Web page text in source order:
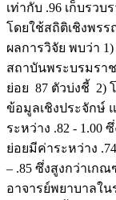
เท่ากับ .96 เก็บรว
โดยใช้สถิติเชิงพร
ผลการวิจัย พบว่า
สถาบันพระบรมรา
ย่อย 87 ตัวบ่งชี้ 2)
ข้อมูลเชิงประจักษ์
ระหว่าง .82 -
ย่อยมีค่าระหว่าง
– .85 ซึ่งสูงกว่าเก
อาจารย์พยาบาลใ